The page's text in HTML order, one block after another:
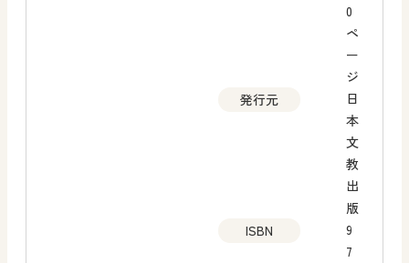
0
ペ
ー
ジ
発行元
日
本
文
教
出
版
ISBN
9
7